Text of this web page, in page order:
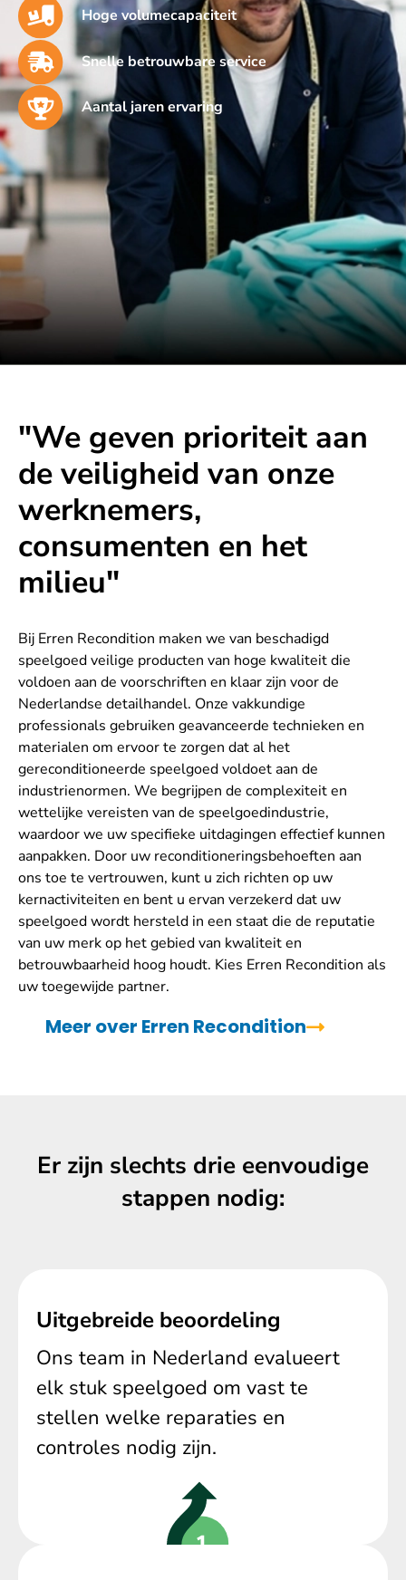
Hoge volumecapaciteit
Snelle betrouwbare service
Aantal jaren ervaring
"We geven prioriteit aan
de veiligheid van onze
werknemers,
consumenten en het
milieu"
Bij Erren Recondition maken we van beschadigd
speelgoed veilige producten van hoge kwaliteit die
voldoen aan de voorschriften en klaar zijn voor de
Nederlandse detailhandel. Onze vakkundige
professionals gebruiken geavanceerde technieken en
materialen om ervoor te zorgen dat al het
gereconditioneerde speelgoed voldoet aan de
industrienormen. We begrijpen de complexiteit en
wettelijke vereisten van de speelgoedindustrie,
waardoor we uw specifieke uitdagingen effectief kunnen
aanpakken. Door uw reconditioneringsbehoeften aan
ons toe te vertrouwen, kunt u zich richten op uw
kernactiviteiten en bent u ervan verzekerd dat uw
speelgoed wordt hersteld in een staat die de reputatie
van uw merk op het gebied van kwaliteit en
betrouwbaarheid hoog houdt. Kies Erren Recondition als
uw toegewijde partner.
Meer over Erren Recondition
Er zijn slechts drie eenvoudige
stappen nodig:
Uitgebreide beoordeling
Ons team in Nederland evalueert
elk stuk speelgoed om vast te
stellen welke reparaties en
controles nodig zijn.